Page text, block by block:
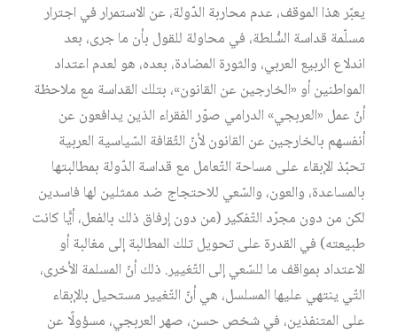
يعبّر هذا الموقف، عدم محاربة الدّولة، عن الاستمرار في اجترار
مسلّمة قداسة السُّلطة، في محاولة للقول بأن ما جرى، بعد
اندلاع الربيع العربي، والثورة المضادة، بعده، هو لعدم اعتداد
المواطنين أو «الخارجين عن القانون»، بتلك القداسة مع ملاحظة
أنّ عمل «العربجي» الدرامي صوّر الفقراء الذين يدافعون عن
أنفسهم بالخارجين عن القانون لأنّ الثّقافة السّياسية العربية
تحبّذ الإبقاء على مساحة التّعامل مع قداسة الدّولة بمطالبتها
بالمساعدة، والعون، والسّعي للاحتجاج ضد ممثلين لها فاسدين
لكن من دون مجرّد التّفكير (من دون إرفاق ذلك بالفعل، أيًّا كانت
طبيعته) في القدرة على تحويل تلك المطالبة إلى مغالبة أو
الاعتداد بمواقف ما للسّعي إلى التّغيير. ذلك أنّ المسلمة الأخرى،
التّي ينتهي عليها المسلسل، هي أنّ التّغيير مستحيل بالإبقاء
على المتنفذين، في شخص حسن، صهر العربجي، مسؤولًا عن